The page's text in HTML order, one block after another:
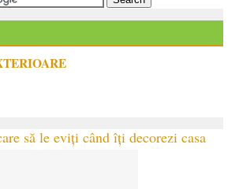
să le eviți când îți decorezi casa